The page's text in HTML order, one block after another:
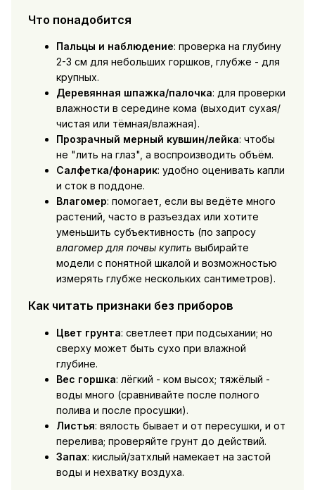
Что понадобится
Пальцы и наблюдение: проверка на глубину
2-3 см для небольших горшков, глубже - для
крупных.
Деревянная шпажка/палочка: для проверки
влажности в середине кома (выходит сухая/
чистая или тёмная/влажная).
Прозрачный мерный кувшин/лейка: чтобы
не "лить на глаз", а воспроизводить объём.
Салфетка/фонарик: удобно оценивать капли
и сток в поддоне.
Влагомер: помогает, если вы ведёте много
растений, часто в разъездах или хотите
уменьшить субъективность (по запросу
влагомер для почвы купить выбирайте
модели с понятной шкалой и возможностью
измерять глубже нескольких сантиметров).
Как читать признаки без приборов
Цвет грунта: светлеет при подсыхании; но
сверху может быть сухо при влажной
глубине.
Вес горшка: лёгкий - ком высох; тяжёлый -
воды много (сравнивайте после полного
полива и после просушки).
Листья: вялость бывает и от пересушки, и от
перелива; проверяйте грунт до действий.
Запах: кислый/затхлый намекает на застой
воды и нехватку воздуха.